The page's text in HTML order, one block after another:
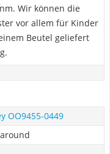
Wir können die
vor allem für Kinder
Beutel geliefert
OO9455-0449